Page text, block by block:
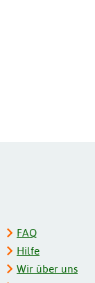
FAQ
Hilfe
Wir über uns